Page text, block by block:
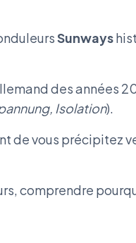
Sunways
des années
Isolation).
de vous précipitez
comprendre